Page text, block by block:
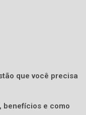
que você precisa
benefícios e como